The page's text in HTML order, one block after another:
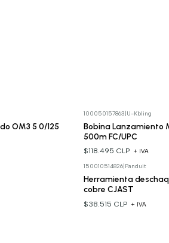
OM3 5 0/125
100050157863 U-Kbling
Bobina Lanzamiento
500m FC/UPC
$118.495 CLP + IVA
150010514826| Panduit
Herramienta
cobre CJAST
$38.515 CLP + IVA